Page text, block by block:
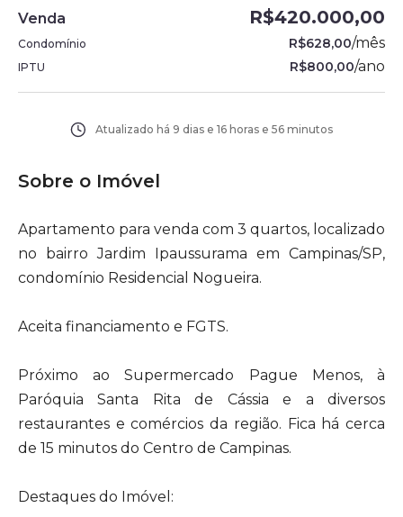
Venda R$420.000,00
Condomínio R$628,00/mês
IPTU R$800,00/ano
Atualizado há 9 dias e 16 horas e 56 minutos
Sobre o Imóvel
Apartamento para venda com 3 quartos, localizado
no bairro Jardim Ipaussurama em Campinas/SP,
condomínio Residencial Nogueira.
Aceita financiamento e FGTS.
Próximo ao Supermercado Pague Menos, à
Paróquia Santa Rita de Cássia e a diversos
restaurantes e comércios da região. Fica há cerca
de 15 minutos do Centro de Campinas.
Destaques do Imóvel: